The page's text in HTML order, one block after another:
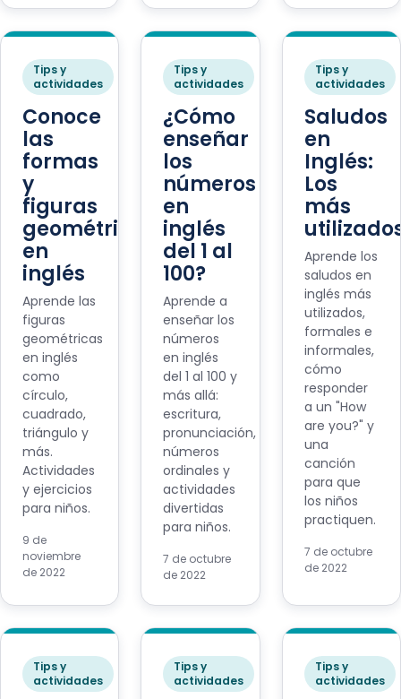
Tips y
actividades
Conoce
las
formas
y
figuras
geométricas
en
inglés
Aprende las
figuras
geométricas
en inglés
como
círculo,
cuadrado,
triángulo y
más.
Actividades
y ejercicios
para niños.
9 de
noviembre
de 2022
Tips y
actividades
¿Cómo
enseñar
los
números
en
inglés
del 1 al
100?
Aprende a
enseñar los
números
en inglés
del 1 al 100 y
más allá:
escritura,
pronunciación,
números
ordinales y
actividades
divertidas
para niños.
7 de octubre
de 2022
Tips y
actividades
Saludos
en
Inglés:
Los
más
Aprende los
saludos en
inglés más
utilizados,
formales e
informales,
cómo
responder
a un "How
are you?" y
una
canción
para que
los niños
practiquen.
7 de octubre
de 2022
Tips y
actividades
Tips y
actividades
Tips y
actividades